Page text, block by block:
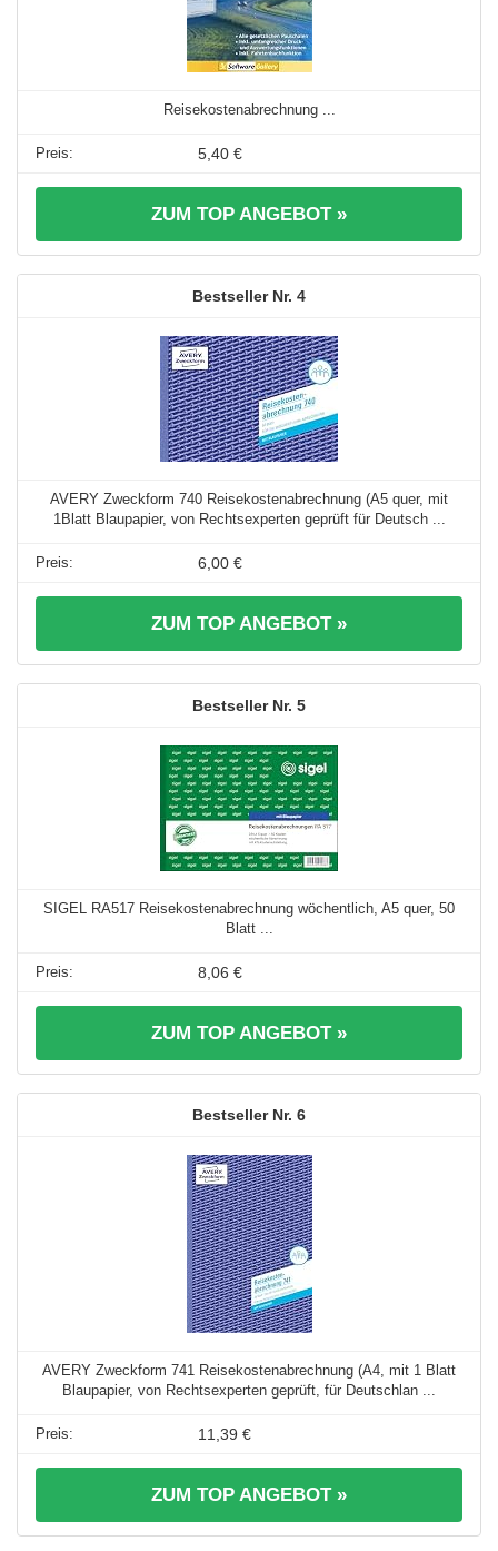
Reisekostenabrechnung ...
5,40 €
ZUM TOP ANGEBOT »
4
AVERY Zweckform 740 Reisekostenabrechnung (A5 quer, mit
1Blatt Blaupapier, von Rechtsexperten geprüft für Deutsch ...
6,00 €
ZUM TOP ANGEBOT »
5
SIGEL RA517 Reisekostenabrechnung wöchentlich, A5 quer, 50
Blatt ...
8,06 €
ZUM TOP ANGEBOT »
6
AVERY Zweckform 741 Reisekostenabrechnung (A4, mit 1 Blatt
Blaupapier, von Rechtsexperten geprüft, für Deutschlan ...
11,39 €
ZUM TOP ANGEBOT »